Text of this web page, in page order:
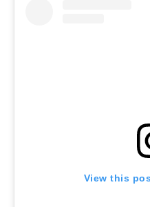
View this